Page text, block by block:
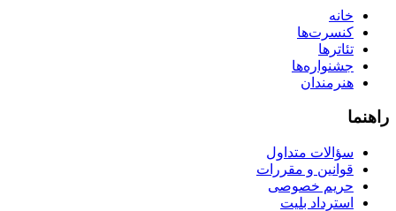
خانه
کنسرت‌ها
تئاترها
جشنواره‌ها
هنرمندان
راهنما
سؤالات متداول
قوانین و مقررات
حریم خصوصی
استرداد بلیت